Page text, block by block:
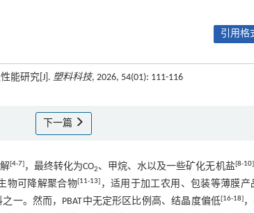
引用格
能研究[J]. 塑料科技, 2026, 54(01): 111-116
下一篇
[4-7] ，最终转化为CO2、甲烷、水以及一些矿化无机盐[8-10]
物可降解聚合物[11-13] ，适用于加工农用、包装等薄膜产
一。然而，PBAT中无定形区比例高、结晶度偏低[16-18]